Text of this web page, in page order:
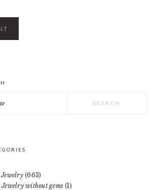
(663)
Jewelry without gems (1)